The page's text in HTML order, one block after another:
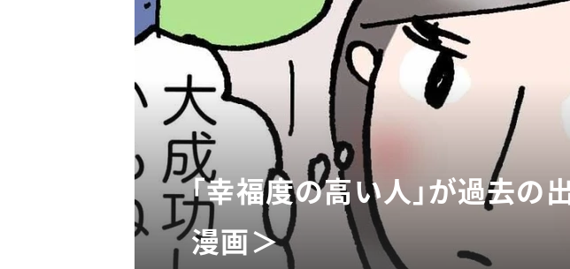
「幸福度の高い人」が過去
漫画＞